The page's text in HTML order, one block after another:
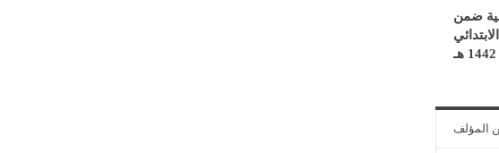
ضمن
المؤلف